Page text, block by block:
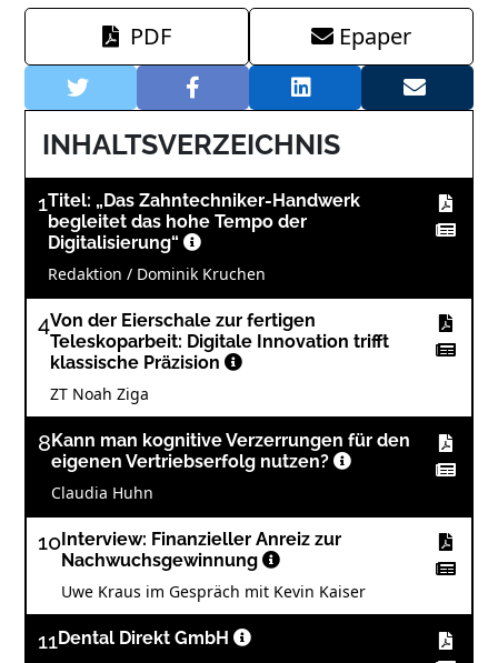
PDF Epaper
INHALTSVERZEICHNIS
1Titel: „Das Zahntechniker-Handwerk
begleitet das hohe Tempo der
Digitalisierung“
Redaktion / Dominik Kruchen
4Von der Eierschale zur fertigen
Teleskoparbeit: Digitale Innovation trifft
klassische Präzision
ZT Noah Ziga
8 Kann man kognitive Verzerrungen für den
eigenen Vertriebserfolg nutzen?
Claudia Huhn
10 Interview: Finanzieller Anreiz zur
Nachwuchsgewinnung
Uwe Kraus im Gespräch mit Kevin Kaiser
11Dental Direkt GmbH